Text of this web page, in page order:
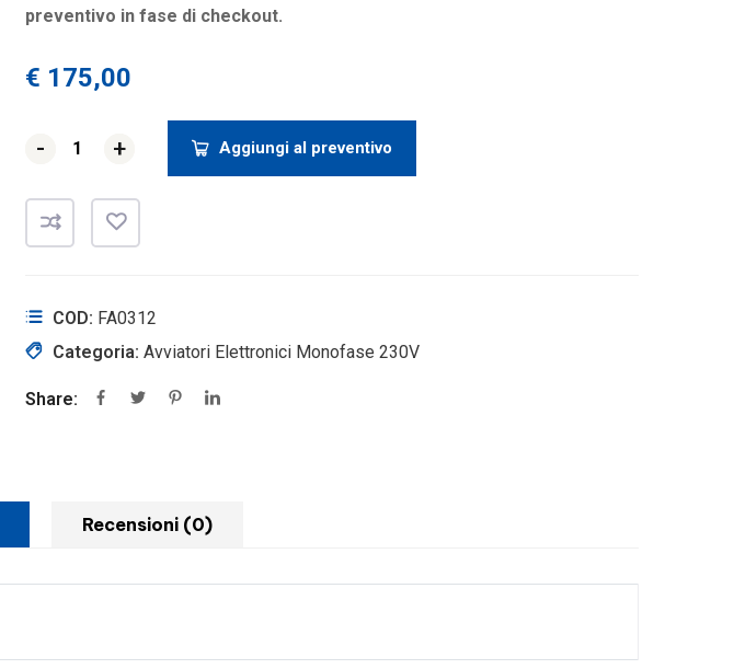
preventivo in fase di checkout.
€ 175,00
- +
- + Aggiungi al preventivo
COD: FA0312
Categoria: Avviatori Elettronici Monofase 230V
Share:
Recensioni (0)